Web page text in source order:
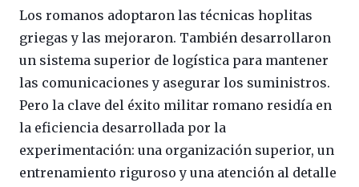
Los romanos adoptaron las técnicas hoplitas
griegas y las mejoraron. También desarrollaron
un sistema superior de logística para mantener
las comunicaciones y asegurar los suministros.
Pero la clave del éxito militar romano residía en
la eficiencia desarrollada por la
experimentación: una organización superior, un
entrenamiento riguroso y una atención al detalle